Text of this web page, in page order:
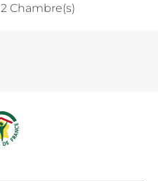
2 Chambre(s)